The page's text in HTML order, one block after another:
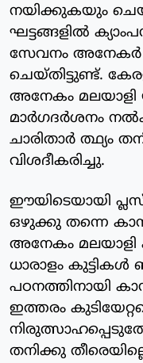
നയിക്കുകയും
ഘട്ടങ്ങളില്‍
സേവനം അനേകര്‍
ചെയ്തിട്ടുണ്ട്.
അനേകം
മാര്‍ഗദര്‍ശനം
ചാരിതാര്‍ ത്ഥ്യം
വിശദീകരിച്ചു.
ഈയിടെയായി
ഒഴുക്കു തന്നെ
അനേകം മലയാളി
ധാരാളം
പഠനത്തിനായി
ഇത്തരം
തനിക്കു